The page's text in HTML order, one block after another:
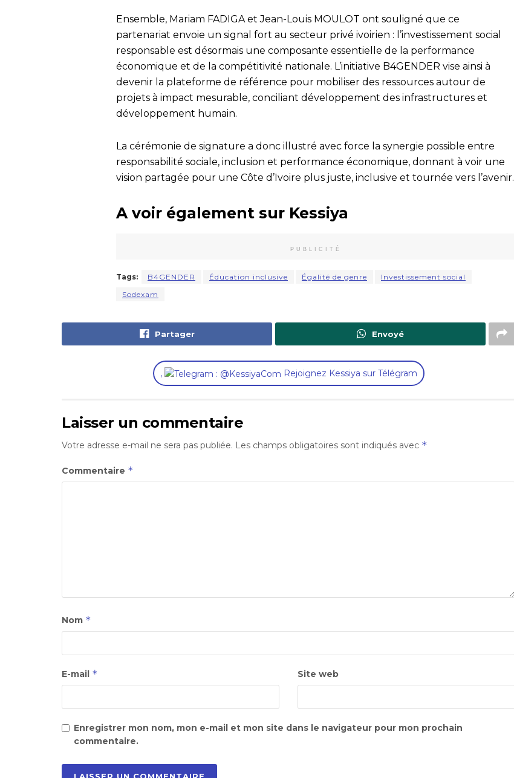
Ensemble, Mariam FADIGA et Jean-Louis MOULOT ont souligné que ce
partenariat envoie un signal fort au secteur privé ivoirien : l’investissement social
responsable est désormais une composante essentielle de la performance
économique et de la compétitivité nationale. L’initiative B4GENDER vise ainsi à
devenir la plateforme de référence pour mobiliser des ressources autour de
projets à impact mesurable, conciliant développement des infrastructures et
développement humain.
La cérémonie de signature a donc illustré avec force la synergie possible entre
responsabilité sociale, inclusion et performance économique, donnant à voir une
vision partagée pour une Côte d’Ivoire plus juste, inclusive et tournée vers l’avenir.
A voir également sur Kessiya
PUBLICITÉ
Tags: B4GENDER Éducation inclusive Égalité de genre
Investissement social
Sodexam
Partager Envoyé
, Rejoignez Kessiya sur Télégram
Laisser un commentaire
Votre adresse e-mail ne sera pas publiée. Les champs obligatoires sont indiqués avec *
Commentaire *
Nom *
E-mail * Site web
Enregistrer mon nom, mon e-mail et mon site dans le navigateur pour mon prochain
commentaire.